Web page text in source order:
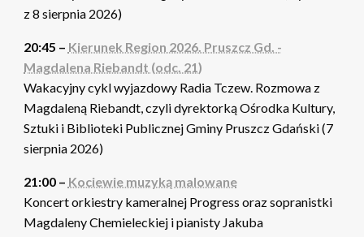
z 8 sierpnia 2026)
20:45 – Kierunek Region 2026. Pruszcz Gd. -
Magdalena Riebandt (odc. 21)
Wakacyjny cykl wyjazdowy Radia Tczew. Rozmowa z
Magdaleną Riebandt, czyli dyrektorką Ośrodka Kultury,
Sztuki i Biblioteki Publicznej Gminy Pruszcz Gdański (7
sierpnia 2026)
21:00 – Kociewie muzyką malowane
Koncert orkiestry kameralnej Progress oraz sopranistki
Magdaleny Chemieleckiej i pianisty Jakuba